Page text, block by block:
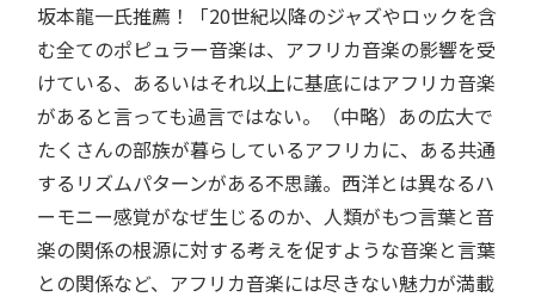
坂本龍一氏推薦！「20世紀以降のジャズやロックを含
む全てのポピュラー音楽は、アフリカ音楽の影響を受
けている、あるいはそれ以上に基底にはアフリカ音楽
があると言っても過言ではない。（中略）あの広大で
たくさんの部族が暮らしているアフリカに、ある共通
するリズムパターンがある不思議。西洋とは異なるハ
ーモニー感覚がなぜ生じるのか、人類がもつ言葉と音
楽の関係の根源に対する考えを促すような音楽と言葉
との関係など、アフリカ音楽には尽きない魅力が満載